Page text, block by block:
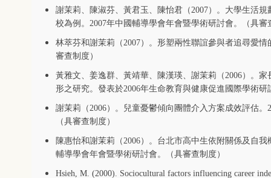
謝茉莉、陳淑芬、黃君玉、陳怡君（2007）。大學生活
校為例。2007年中國輔導學會年會暨學術研討會。
（具
林萃芬和謝茉莉（2007）。 形塑兩性聯誼參與者追尋愛
審查制度）
黃雅文、姜逸群、黃靖華、陳漢瑛、 謝茉莉（2006）。
形之研究。發表於2006年生命教育與健康促進國際學術研
謝茉莉（2006）。兒童憂鬱傾向團體介入方案成效評估
（具審查制度）
陳惠怡和謝茉莉（2006）。台北市高中生依附關係及自
輔導學會年會暨學術研討會。（具審查制度）
Hsieh, M. (2000). Sociocultural factors influencing career